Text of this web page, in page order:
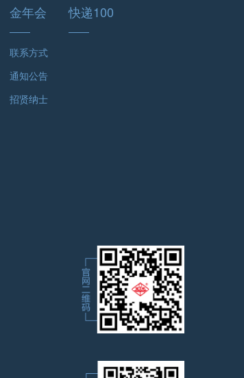
金年会
联系方式
通知公告
招贤纳士
快递100